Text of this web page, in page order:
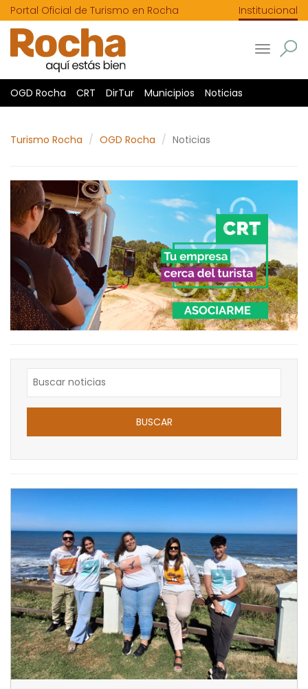
Portal Oficial de Turismo en Rocha Institucional
Toggle
OGD Rocha CRT DirTur Municipios Noticias
Turismo Rocha OGD Rocha Noticias
BUSCAR